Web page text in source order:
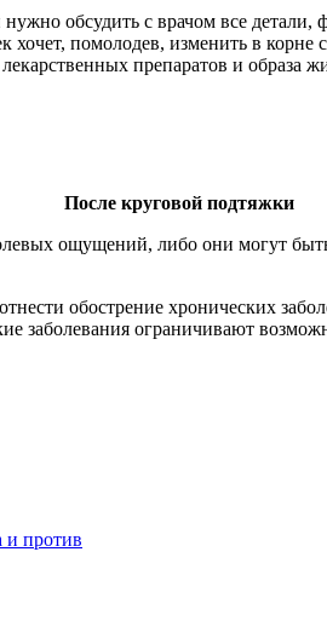
обсудить с врачом все
помолодев, изменить в
препаратов и образа
После круговой подтяжки
ощущений, либо они могут
обострение хронических
заболевания ограничивают
и против